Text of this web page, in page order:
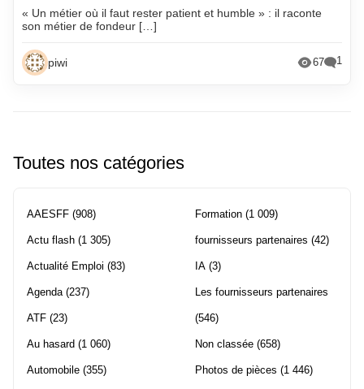
« Un métier où il faut rester patient et humble » : il raconte
son métier de fondeur […]
piwi 67 1
Toutes nos catégories
AAESFF (908)
Actu flash (1 305)
Actualité Emploi (83)
Agenda(237)
ATF (23)
Au hasard (1 060)
Automobile (355)
Formation (1 009)
fournisseurs partenaires (42)
IA (3)
Les fournisseurs partenaires
(546)
Non classée (658)
Photos de pièces (1 446)